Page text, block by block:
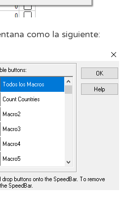
como la siguiente: